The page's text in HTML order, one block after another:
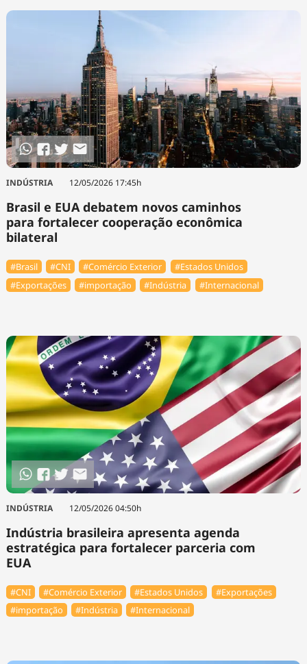
INDÚSTRIA 12/05/2026 17:45h
Brasil e EUA debatem novos caminhos
para fortalecer cooperação econômica
bilateral
#Brasil #CNI #Comércio Exterior
#Estados Unidos
#Exportações
#importação #Indústria #Internacional
INDÚSTRIA 12/05/2026 04:50h
Indústria brasileira apresenta agenda
estratégica para fortalecer parceria com
EUA
#CNI #Comércio Exterior #Estados Unidos
#Exportações
#importação
#Indústria #Internacional